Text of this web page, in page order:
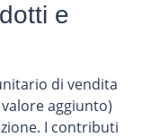
e
di vendita
aggiunto)
I contributi